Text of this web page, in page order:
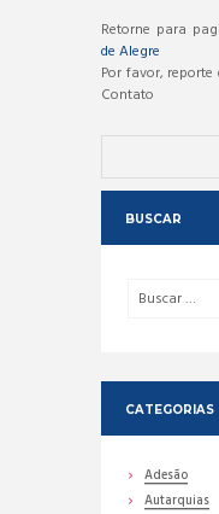
Retorne para
de Alegre
Por favor,
Contato
BUSCAR
CATEGORIAS
Adesão
Autarquias